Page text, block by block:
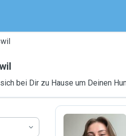
bei Dir zu Hause um Deinen